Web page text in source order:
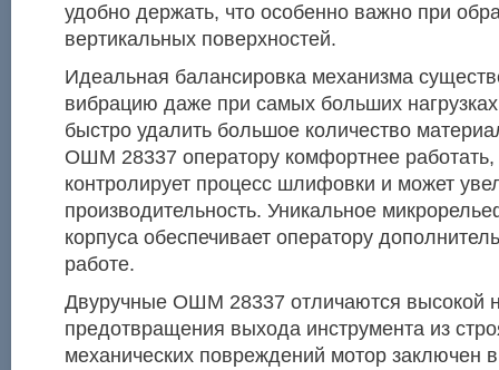
удобно держать, что особенно важно при
вертикальных поверхностей.
Идеальная балансировка механизма
вибрацию даже при самых больших
быстро удалить большое количество
ОШМ 28337 оператору комфортнее работать,
контролирует процесс шлифовки и может
производительность. Уникальное
корпуса обеспечивает оператору
работе.
Двуручные ОШМ 28337 отличаются высокой
предотвращения выхода инструмента из
механических повреждений мотор заключен